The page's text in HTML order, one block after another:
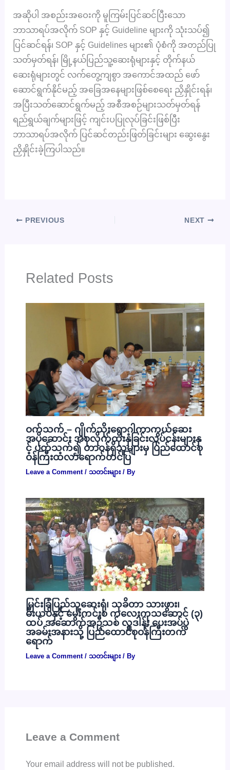
အဆိုပါ အစည်းအဝေးကို မူကြမ်းပြင်ဆင်ပြီးသော
ဘာသာရပ်အလိုက် SOP နှင့် Guideline များကို သုံးသပ်၍
ပြင်ဆင်ရန်၊ SOP နှင့် Guidelines များ၏ ပုံစံကို အတည်ပြု
သတ်မှတ်ရန်၊ မြို့နယ်ပြည်သူ့ဆေးရုံများနှင့် တိုက်နယ်
ဆေးရုံများတွင် လက်တွေ့ကျစွာ အကောင်အထည် ဖော်
ဆောင်ရွက်နိုင်မည့် အခြေအနေများဖြစ်စေရေး ညှိနှိုင်းရန်၊
အပြီးသတ်ဆောင်ရွက်မည့် အစီအစဉ်များသတ်မှတ်ရန်
ရည်ရွယ်ချက်များဖြင့် ကျင်းပပြုလုပ်ခြင်းဖြစ်ပြီး
ဘာသာရပ်အလိုက် ပြင်ဆင်တည်းဖြတ်ခြင်းများ ဆွေးနွေး
ညှိနှိုင်းခဲ့ကြပါသည်။
PREVIOUS NEXT
Related Posts
ဝက်သက် – ဂျိုက်သိုးရောဂါကာကွယ်ဆေး
အပိုဆောင်း အစုလိုက်ထိုးနှံခြင်းလုပ်ငန်းများနှ
င့် ပတ်သက်၍ တာဝန်ရှိသူများမှ ပြည်ထောင်စု
ဝန်ကြီးထံလာရောက်တင်ပြ
Leave a Comment / သတင်းများ/ By
မြင်းခြံပြည်သူ့ဆေးရုံ၊ သုခိတာ သားဖွား၊
မီးယပ်နှင့် မွေးကင်းစ ကလေးကုသဆောင် (၃)
ထပ် အဆောက်အဦသစ် လှူဒါန်း ပေးအပ်ပွဲ
အခမ်းအနားသို့ ပြည်ထောင်စုဝန်ကြီးတက်
ရောက်
Leave a Comment / သတင်းများ/ By
Leave a Comment
Your email address will not be published.